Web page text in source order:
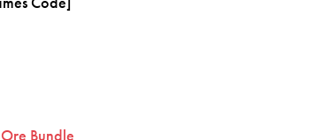
Bundle